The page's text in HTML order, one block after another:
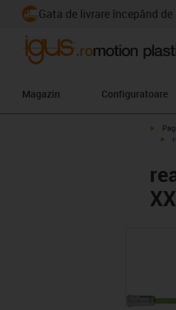
Gata de livrare începând de
Magazin Configuratoare
igus-